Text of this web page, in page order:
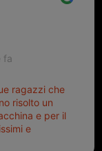
fa
ragazzi che
risolto un
e per il
e